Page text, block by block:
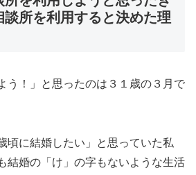
談所を利用すると決めた理
う！」と思ったのは３１歳の３月で
頃に結婚したい」と思っていた私
結婚の「け」の字もないような生活